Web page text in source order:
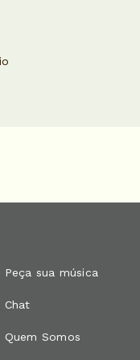
Peça sua música
Chat
Quem Somos